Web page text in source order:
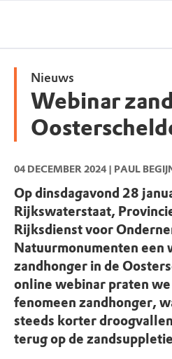
Nieuws
Webinar
04 DECEMBER 2024 | PAUL
Op dinsdagavond 28
Rijkswaterstaat,
Rijksdienst voor
Natuurmonumenten een
zandhonger in de
online webinar praten
fenomeen zandhonger,
steeds korter
terug op de